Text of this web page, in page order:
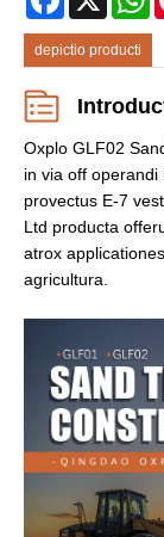
depictio producti
Oxplo GLF02
in via off operandi
provectus E-7
Ltd producta
atrox
agricultura.